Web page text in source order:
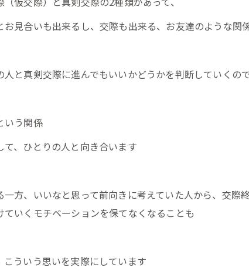
見合いも出来るし、交際も出来る、お友達のような関
と真剣交際に進んでもいいかどうかを判断していく
いう関係
、ひとりの人と向き合います
方、いいなと思って前向きに考えていた人から、交
いくモチベーションを保てなくなることも
ういう思いを実際にしています